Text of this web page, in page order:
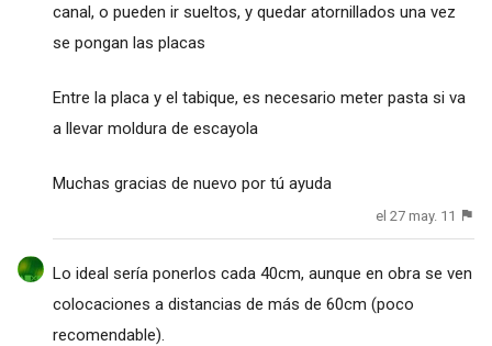
canal, o pueden ir sueltos, y quedar atornillados una vez
se pongan las placas
Entre la placa y el tabique, es necesario meter pasta si va
a llevar moldura de escayola
Muchas gracias de nuevo por tú ayuda
el 27 may. 11
Lo ideal sería ponerlos cada 40cm, aunque en obra se ven
colocaciones a distancias de más de 60cm (poco
recomendable).